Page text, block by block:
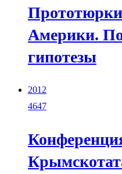
Америки.
гипотезы
2012
4647